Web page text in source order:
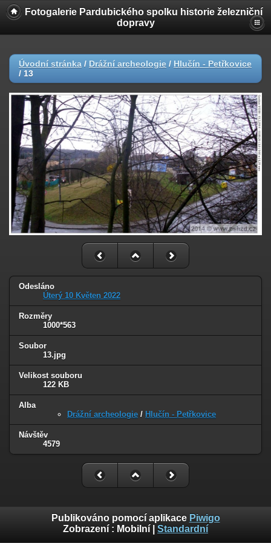
Fotogalerie Pardubického spolku historie železniční
dopravy
Úvodní stránka / Drážní archeologie / Hlučín - Petřkovice
/ 13
Odesláno
Úterý 10 Květen 2022
Rozměry
1000*563
Soubor
13.jpg
Velikost souboru
122 KB
Alba
Drážní archeologie / Hlučín - Petřkovice
Návštěv
4579
Publikováno pomocí aplikace Piwigo
Zobrazení : Mobilní Standardní